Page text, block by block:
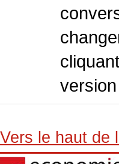
Vers le haut de